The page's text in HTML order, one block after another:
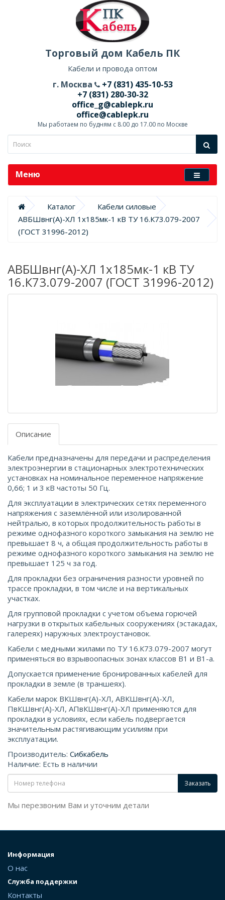
Торговый дом Кабель ПК
Кабели и провода оптом
г. Москва
+7 (831) 435-10-53
+7 (831) 280-30-32
office_g@cablepk.ru
office@cablepk.ru
Мы работаем по будням с 8.00 до 17.00 по Москве
Меню
Каталог
Кабели силовые
АВБШвнг(А)-ХЛ 1х185мк-1 кВ ТУ 16.К73.079-2007
(ГОСТ 31996-2012)
АВБШвнг(А)-ХЛ 1х185мк-1 кВ ТУ
16.К73.079-2007 (ГОСТ 31996-2012)
Описание
Кабели предназначены для передачи и распределения
электроэнергии в стационарных электротехнических
установках на номинальное переменное напряжение
0,66; 1 и 3 кВ частоты 50 Гц.
Для эксплуатации в электрических сетях переменного
напряжения с заземлённой или изолированной
нейтралью, в которых продолжительность работы в
режиме однофазного короткого замыкания на землю не
превышает 8 ч, а общая продолжительность работы в
режиме однофазного короткого замыкания на землю не
превышает 125 ч за год.
Для прокладки без ограничения разности уровней по
трассе прокладки, в том числе и на вертикальных
участках.
Для групповой прокладки с учетом объема горючей
нагрузки в открытых кабельных сооружениях (эстакадах,
галереях) наружных электроустановок.
Кабели с медными жилами по ТУ 16.К73.079-2007 могут
применяться во взрывоопасных зонах классов В1 и В1-а.
Допускается применение бронированных кабелей для
прокладки в земле (в траншеях).
Кабели марок ВКШвнг(А)-ХЛ, АВКШвнг(А)-ХЛ,
ПвКШвнг(А)-ХЛ, АПвКШвнг(А)-ХЛ применяются для
прокладки в условиях, если кабель подвергается
значительным растягивающим усилиям при
эксплуатации.
Производитель: Сибкабель
Наличие: Есть в наличии
Заказать
Мы перезвоним Вам и уточним детали
Информация
О нас
Служба поддержки
Контакты